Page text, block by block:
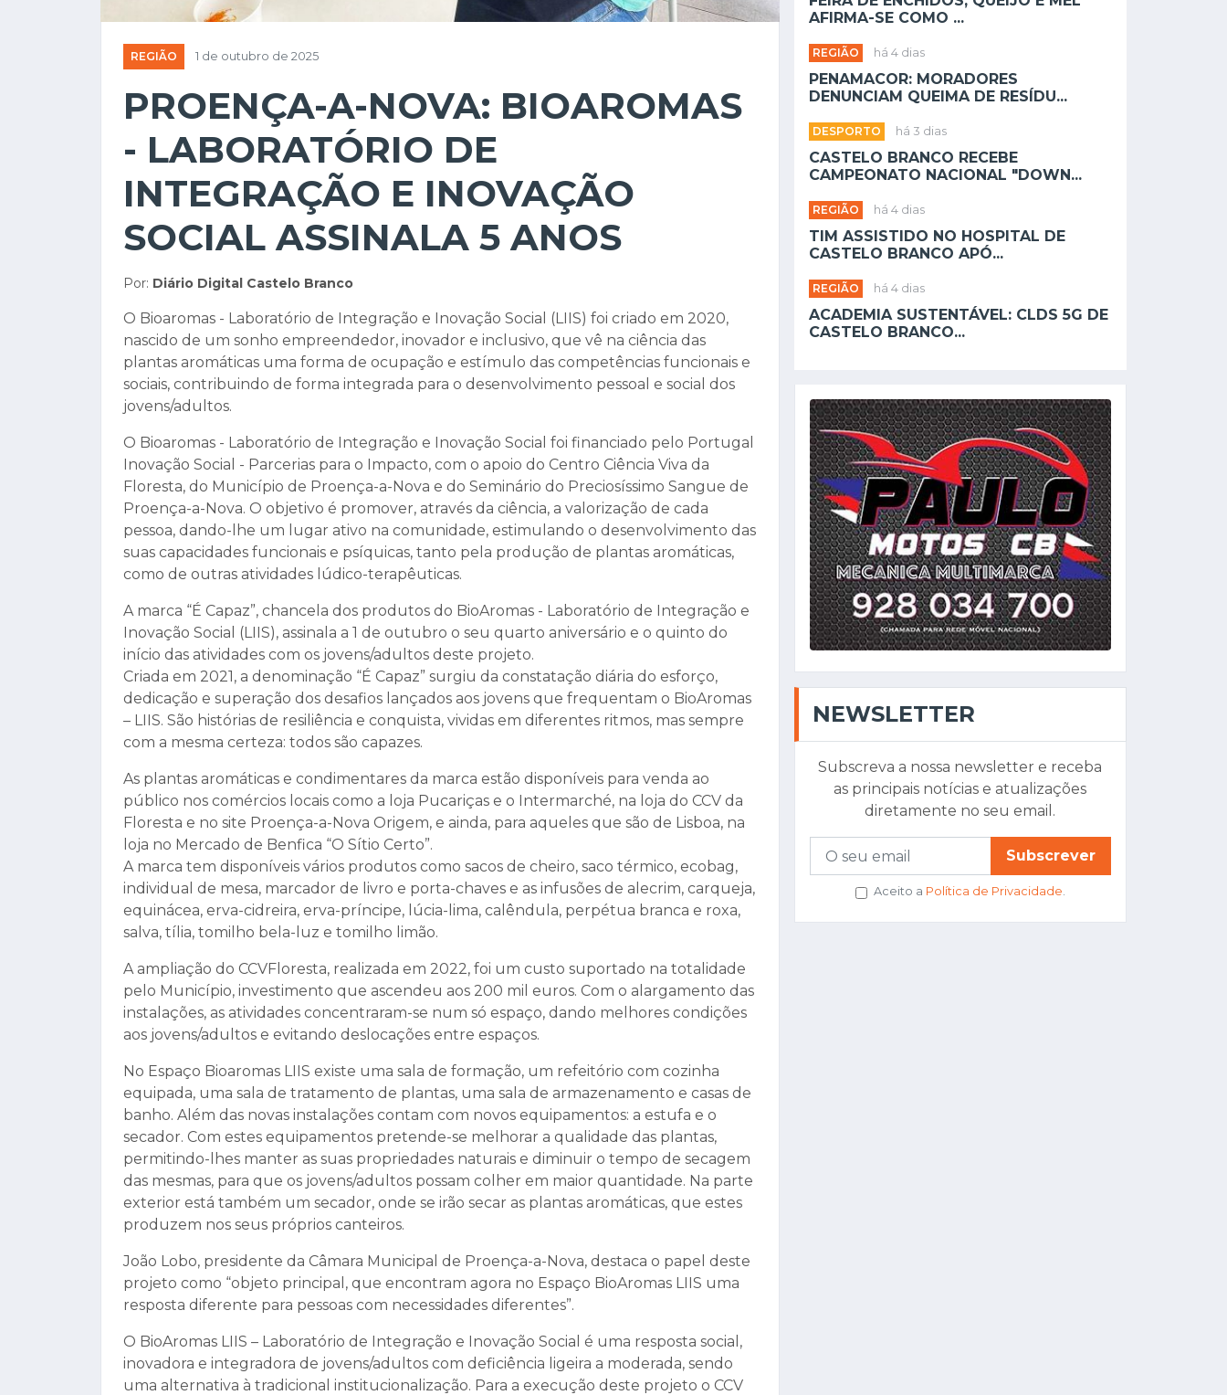
REGIÃO 1 de outubro de 2025
PROENÇA-A-NOVA: BIOAROMAS
- LABORATÓRIO DE
INTEGRAÇÃO E INOVAÇÃO
SOCIAL ASSINALA 5 ANOS
Por: Diário Digital Castelo Branco
O Bioaromas - Laboratório de Integração e Inovação Social (LIIS) foi criado em 2020,
nascido de um sonho empreendedor, inovador e inclusivo, que vê na ciência das
plantas aromáticas uma forma de ocupação e estímulo das competências funcionais e
sociais, contribuindo de forma integrada para o desenvolvimento pessoal e social dos
jovens/adultos.
O Bioaromas - Laboratório de Integração e Inovação Social foi financiado pelo Portugal
Inovação Social - Parcerias para o Impacto, com o apoio do Centro Ciência Viva da
Floresta, do Município de Proença-a-Nova e do Seminário do Preciosíssimo Sangue de
Proença-a-Nova. O objetivo é promover, através da ciência, a valorização de cada
pessoa, dando-lhe um lugar ativo na comunidade, estimulando o desenvolvimento das
suas capacidades funcionais e psíquicas, tanto pela produção de plantas aromáticas,
como de outras atividades lúdico-terapêuticas.
A marca “É Capaz”, chancela dos produtos do BioAromas - Laboratório de Integração e
Inovação Social (LIIS), assinala a 1 de outubro o seu quarto aniversário e o quinto do
início das atividades com os jovens/adultos deste projeto.
Criada em 2021, a denominação “É Capaz” surgiu da constatação diária do esforço,
dedicação e superação dos desafios lançados aos jovens que frequentam o BioAromas
– LIIS. São histórias de resiliência e conquista, vividas em diferentes ritmos, mas sempre
com a mesma certeza: todos são capazes.
As plantas aromáticas e condimentares da marca estão disponíveis para venda ao
público nos comércios locais como a loja Pucariças e o Intermarché, na loja do CCV da
Floresta e no site Proença-a-Nova Origem, e ainda, para aqueles que são de Lisboa, na
loja no Mercado de Benfica “O Sítio Certo”.
A marca tem disponíveis vários produtos como sacos de cheiro, saco térmico, ecobag,
individual de mesa, marcador de livro e porta-chaves e as infusões de alecrim, carqueja,
equinácea, erva-cidreira, erva-príncipe, lúcia-lima, calêndula, perpétua branca e roxa,
salva, tília, tomilho bela-luz e tomilho limão.
A ampliação do CCVFloresta, realizada em 2022, foi um custo suportado na totalidade
pelo Município, investimento que ascendeu aos 200 mil euros. Com o alargamento das
instalações, as atividades concentraram-se num só espaço, dando melhores condições
aos jovens/adultos e evitando deslocações entre espaços.
No Espaço Bioaromas LIIS existe uma sala de formação, um refeitório com cozinha
equipada, uma sala de tratamento de plantas, uma sala de armazenamento e casas de
banho. Além das novas instalações contam com novos equipamentos: a estufa e o
secador. Com estes equipamentos pretende-se melhorar a qualidade das plantas,
permitindo-lhes manter as suas propriedades naturais e diminuir o tempo de secagem
das mesmas, para que os jovens/adultos possam colher em maior quantidade. Na parte
exterior está também um secador, onde se irão secar as plantas aromáticas, que estes
produzem nos seus próprios canteiros.
João Lobo, presidente da Câmara Municipal de Proença-a-Nova, destaca o papel deste
projeto como “objeto principal, que encontram agora no Espaço BioAromas LIIS uma
resposta diferente para pessoas com necessidades diferentes”.
O BioAromas LIIS – Laboratório de Integração e Inovação Social é uma resposta social,
inovadora e integradora de jovens/adultos com deficiência ligeira a moderada, sendo
uma alternativa à tradicional institucionalização. Para a execução deste projeto o CCV
AFIRMA-SE COMO ...
REGIÃO há 4 dias
PENAMACOR: MORADORES
DENUNCIAM QUEIMA DE RESÍDU...
DESPORTO há 3 dias
CASTELO BRANCO RECEBE
CAMPEONATO NACIONAL "DOWN...
REGIÃO há 4 dias
TIM ASSISTIDO NO HOSPITAL DE
CASTELO BRANCO APÓ...
REGIÃO há 4 dias
ACADEMIA SUSTENTÁVEL: CLDS 5G DE
CASTELO BRANCO...
NEWSLETTER
Subscreva a nossa newsletter e receba
as principais notícias e atualizações
diretamente no seu email.
Subscrever
Aceito a Política de Privacidade.